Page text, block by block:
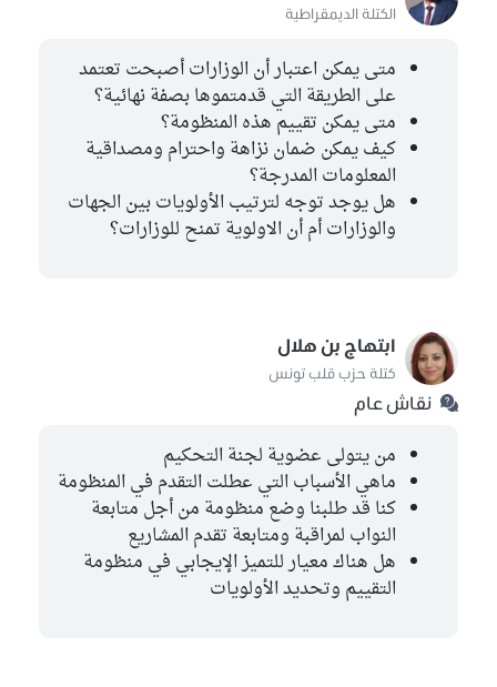
الكتلة الديمقراطية
متى يمكن اعتبار أن الوزارات أصبحت تعتمد
على الطريقة التي قدمتموها بصفة نهائية؟
متى يمكن تقييم هذه المنظومة؟
كيف يمكن ضمان نزاهة واحترام ومصداقية
المعلومات المدرجة؟
هل يوجد توجه لترتيب الأولويات بين الجهات
والوزارات أم أن الاولوية تمنح للوزارات؟
ابتهاج بن هلال
كتلة حزب قلب تونس
نقاش عام
من يتولى عضوية لجنة التحكيم
ماهي الأسباب التي عطلت التقدم في المنظومة
كنا قد طلبنا وضع منظومة من أجل متابعة
النواب لمراقبة ومتابعة تقدم المشاريع
هل هناك معيار للتميز الإيجابي في منظومة
التقييم وتحديد الأولويات